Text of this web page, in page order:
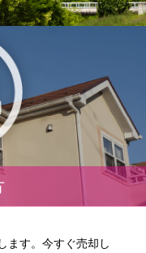
ます。今すぐ売却し